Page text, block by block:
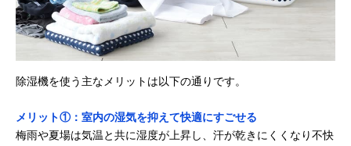
除湿機を使う主なメリットは以下の通りです。
メリット①：室内の湿気を抑えて快適にすごせる
梅雨や夏場は気温と共に湿度が上昇し、汗が乾きにくくなり不快